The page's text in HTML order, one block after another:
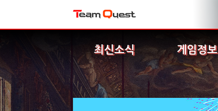
최신소식 게임정보